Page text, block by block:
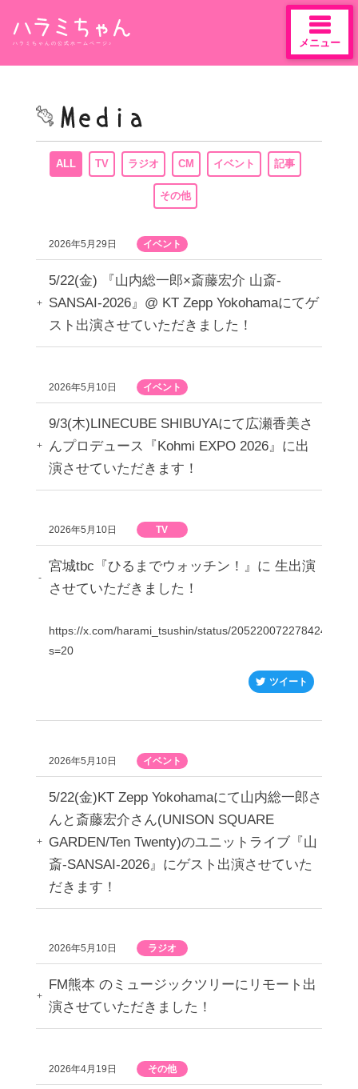
content
ハラミちゃんの公式ホームページ♪ メニュー
ALL TV ラジオ CM イベント 記事
その他
2026年5月29日 イベント
5/22(金) 『山内総一郎×斎藤宏介 山斎-
SANSAI-2026』@ KT Zepp Yokohamaにてゲ
スト出演させていただきました！
2026年5月10日 イベント
9/3(木)LINECUBE SHIBUYAにて広瀬香美さ
んプロデュース『Kohmi EXPO 2026』に出
演させていただきます！
2026年5月10日 TV
宮城tbc『ひるまでウォッチン！』に 生出演
させていただきました！
https://x.com/harami_tsushin/status/2052200722784244161?
s=20
ツイート
2026年5月10日 イベント
5/22(金)KT Zepp Yokohamaにて山内総一郎さ
んと斎藤宏介さん(UNISON SQUARE
GARDEN/Ten Twenty)のユニットライブ『山
斎-SANSAI-2026』にゲスト出演させていた
だきます！
2026年5月10日 ラジオ
FM熊本 のミュージックツリーにリモート出
演させていただきました！
2026年4月19日 その他